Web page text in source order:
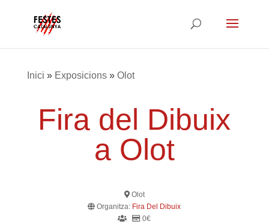
Inici » Exposicions» Olot
Fira del Dibuix
a Olot
Olot
Organitza: Fira Del Dibuix
0€